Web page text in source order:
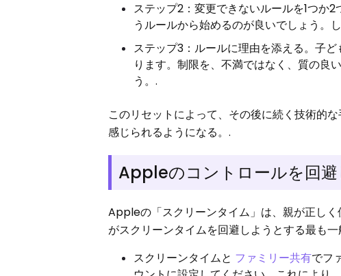
ステップ2：変更できないルールを1つか
うルールから始めるのが良いでしょう。
ステップ3：ルールに理由を添える。子
ります。制限を、不満ではなく、質の良
う。.
このリセットによって、その後に続く技術的
感じられるようになる。.
Appleのコントロールを回
Appleの「スクリーンタイム」は、親が正し
がスクリーンタイムを回避しようとする最も
スクリーンタイムと ファミリー共有でフ